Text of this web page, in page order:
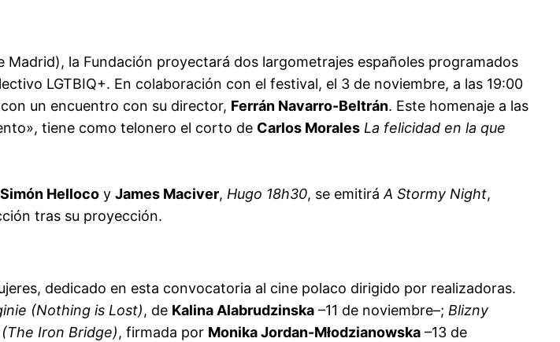
Madrid), la Fundación proyectará dos largometrajes españoles programados
LGTBIQ+. En colaboración con el festival, el 3 de noviembre, a las 19:00
un encuentro con su director, Ferrán Navarro-Beltrán. Este homenaje a las
tiene como telonero el corto de Carlos Morales La felicidad en la que
Simón Helloco y James Maciver, Hugo 18h30, se emitirá A Stormy Night,
tras su proyección.
dedicado en esta convocatoria al cine polaco dirigido por realizadoras.
(Nothing is Lost), de Kalina Alabrudzinska –11 de noviembre–; Blizny
Iron Bridge), firmada por Monika Jordan-Młodzianowska –13 de